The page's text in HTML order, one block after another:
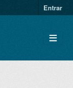
Entrar